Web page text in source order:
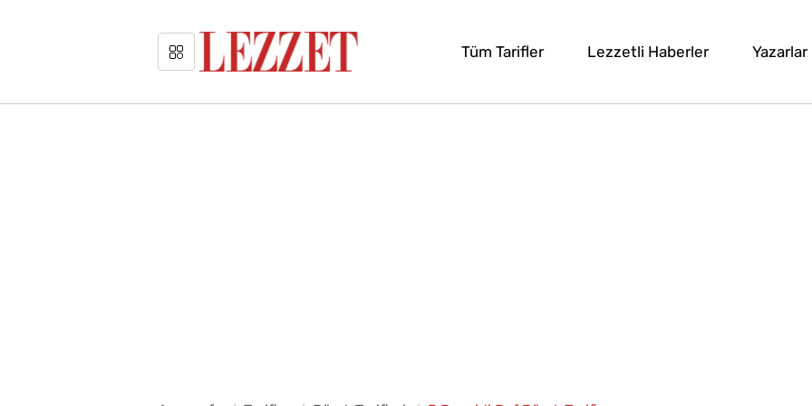
Tüm Tarifler Lezzetli Haberler Yazarlar